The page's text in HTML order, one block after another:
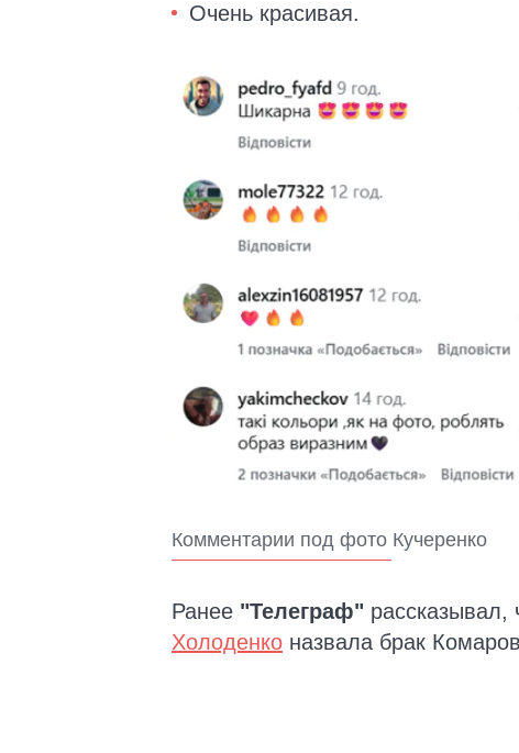
Очень красивая.
Комментарии под фото Кучеренко
Ранее "Телеграф" рассказывал,
Холоденко назвала брак